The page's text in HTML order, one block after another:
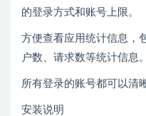
的登录方式和账号上限。
方便查看应用统计信息，
户数、请求数等统计信息。
所有登录的账号都可以清
安装说明